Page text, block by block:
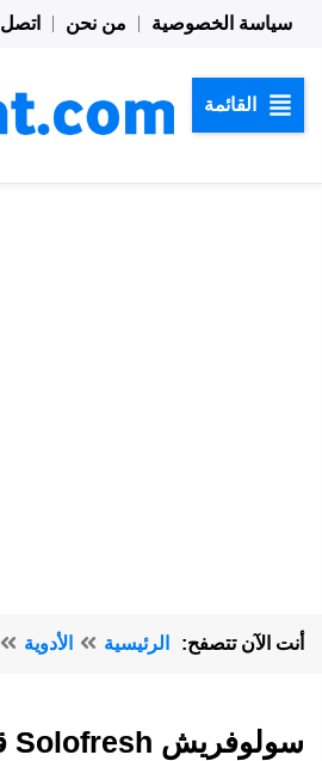
المحتوى
سياسة الخصوصية من نحن اتصل
القائمة
أنت الآن تتصفح: الرئيسية الأدوية
سولوفريش Solofresh قطرة مرطبة للعين